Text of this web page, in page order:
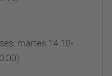
martes 14:10-